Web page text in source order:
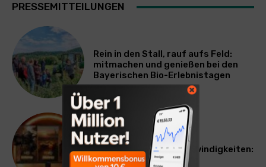
PRESSEMITTEILUNGEN
Rein in den Stall, rauf aufs Feld:
mitmachen und genießen bei den
Bayerischen Bio-Erlebnistagen
TECHNIK
Monitor mit drei Geschwindigkeiten:
AOC GAMING CQ32G4ZA